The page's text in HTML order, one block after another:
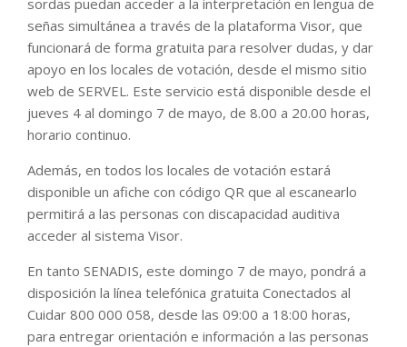
sordas puedan acceder a la interpretación en lengua de
señas simultánea a través de la plataforma Visor, que
funcionará de forma gratuita para resolver dudas, y dar
apoyo en los locales de votación, desde el mismo sitio
web de SERVEL. Este servicio está disponible desde el
jueves 4 al domingo 7 de mayo, de 8.00 a 20.00 horas,
horario continuo.
Además, en todos los locales de votación estará
disponible un afiche con código QR que al escanearlo
permitirá a las personas con discapacidad auditiva
acceder al sistema Visor.
En tanto SENADIS, este domingo 7 de mayo, pondrá a
disposición la línea telefónica gratuita Conectados al
Cuidar 800 000 058, desde las 09:00 a 18:00 horas,
para entregar orientación e información a las personas